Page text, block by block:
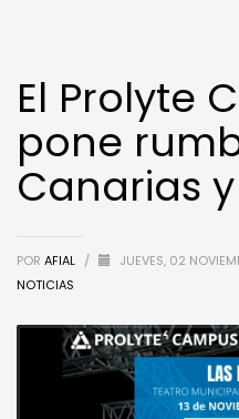
El Prolyte
pone
Canarias
POR AFIAL / JUEVES, 02
NOTICIAS